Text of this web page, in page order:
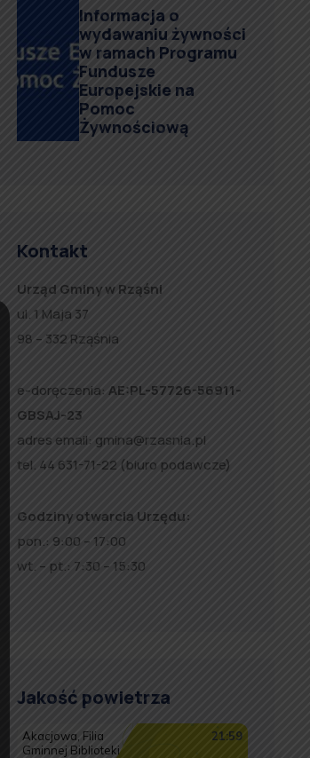
Informacja o
wydawaniu żywności
w ramach Programu
Fundusze
Europejskie na
Pomoc
Żywnościową
Kontakt
Urząd Gminy w Rząśni
ul. 1 Maja 37
98 – 332 Rząśnia
e-doręczenia: AE:PL-57726-56911-
GBSAJ-23
adres email: gmina@rzasnia.pl
tel. 44 631-71-22 (biuro podawcze)
Godziny otwarcia Urzędu:
pon.: 9:00 – 17:00
wt. – pt.: 7:30 – 15:30
Jakość powietrza